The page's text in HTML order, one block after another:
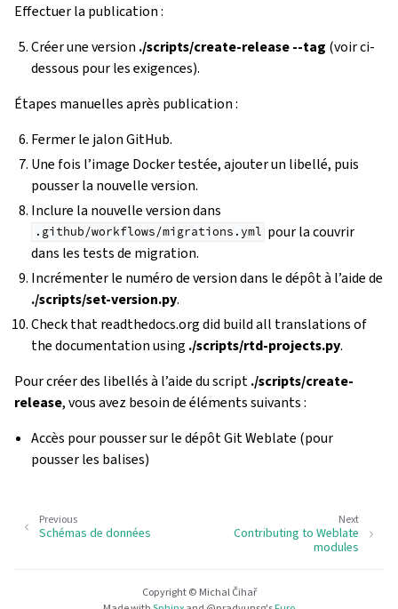
Effectuer la publication :
Créer une version ./scripts/create-release --tag (voir ci-
dessous pour les exigences).
Étapes manuelles après publication :
Fermer le jalon GitHub.
Une fois l’image Docker testée, ajouter un libellé, puis
pousser la nouvelle version.
Inclure la nouvelle version dans
.github/workflows/migrations.yml pour la couvrir
dans les tests de migration.
Incrémenter le numéro de version dans le dépôt à l’aide de
./scripts/set-version.py.
Check that readthedocs.org did build all translations of
the documentation using ./scripts/rtd-projects.py.
Pour créer des libellés à l’aide du script./scripts/create-
release, vous avez besoin de éléments suivants :
Accès pour pousser sur le dépôt Git Weblate (pour
pousser les balises)
Next
Contributing to Weblate
modules
Previous
Schémas de données
Copyright © Michal Čihař